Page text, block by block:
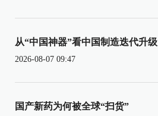
从“中国神器”看中国制造迭代升级
2026-08-07 09:47
国产新药为何被全球“扫货”